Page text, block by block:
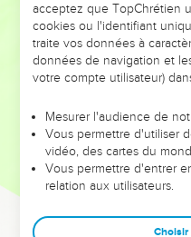
DE
ET SI LEURS ERREURS
leur foi ou leur vision. Mais
et les saisons difficiles qu'ils
sont elles qui
Dans cette conférence,
clés pour avancer avec
acceptez que TopChrétien
cookies ou l'identifiant
traite vos données à
données de navigation et
votre compte utilisateur)
Mesurer l'audience de
Vous permettre d'utiliser
vidéo, des cartes du
Vous permettre d'entrer
relation aux utilisateurs.
Choisir